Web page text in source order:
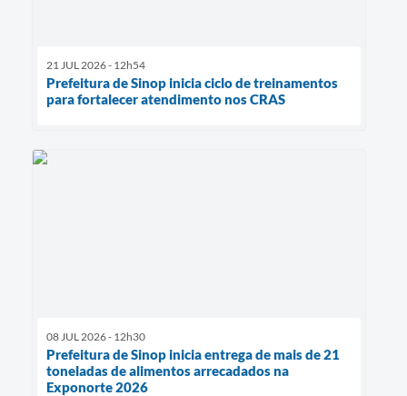
21 JUL 2026 - 12h54
Prefeitura de Sinop inicia ciclo de treinamentos
para fortalecer atendimento nos CRAS
08 JUL 2026 - 12h30
Prefeitura de Sinop inicia entrega de mais de 21
toneladas de alimentos arrecadados na
Exponorte 2026